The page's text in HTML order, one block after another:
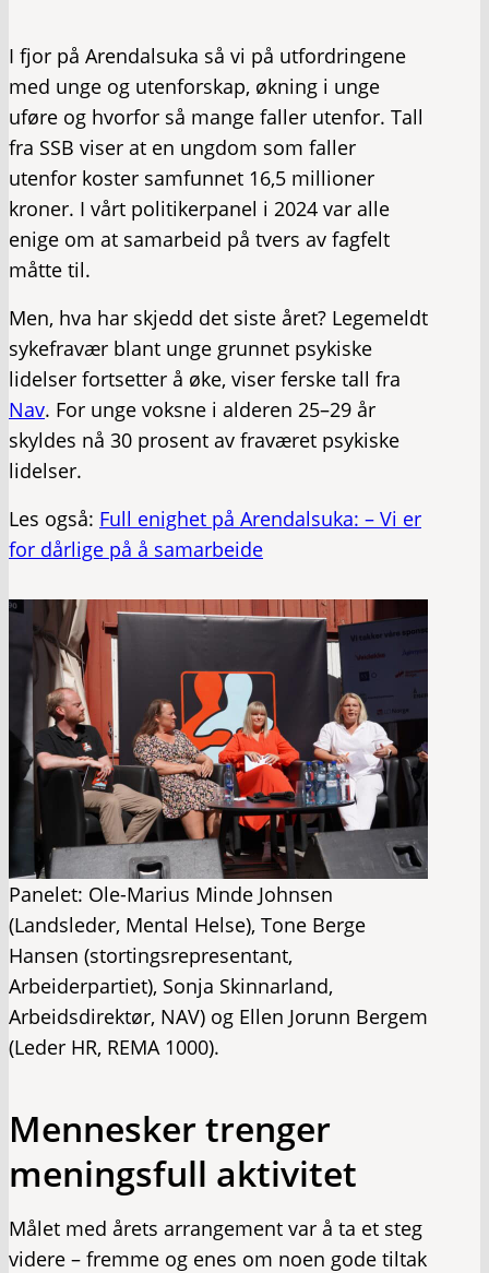
I fjor på Arendalsuka så vi på utfordringene
med unge og utenforskap, økning i unge
uføre og hvorfor så mange faller utenfor. Tall
fra SSB viser at en ungdom som faller
utenfor koster samfunnet 16,5 millioner
kroner. I vårt politikerpanel i 2024 var alle
enige om at samarbeid på tvers av fagfelt
måtte til.
Men, hva har skjedd det siste året? Legemeldt
sykefravær blant unge grunnet psykiske
lidelser fortsetter å øke, viser ferske tall fra
Nav. For unge voksne i alderen 25–29 år
skyldes nå 30 prosent av fraværet psykiske
lidelser.
Les også: Full enighet på Arendalsuka: – Vi er
for dårlige på å samarbeide
Panelet: Ole-Marius Minde Johnsen
(Landsleder, Mental Helse), Tone Berge
Hansen (stortingsrepresentant,
Arbeiderpartiet), Sonja Skinnarland,
Arbeidsdirektør, NAV) og Ellen Jorunn Bergem
(Leder HR, REMA 1000).
Mennesker trenger
meningsfull aktivitet
Målet med årets arrangement var å ta et steg
videre – fremme og enes om noen gode tiltak